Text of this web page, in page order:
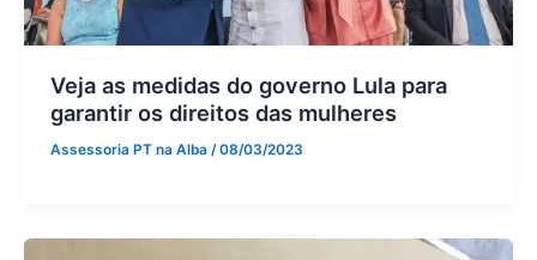
Veja as medidas do governo Lula para
garantir os direitos das mulheres
Assessoria PT na Alba /08/03/2023